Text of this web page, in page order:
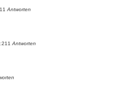
1 Antworten
1 Antworten